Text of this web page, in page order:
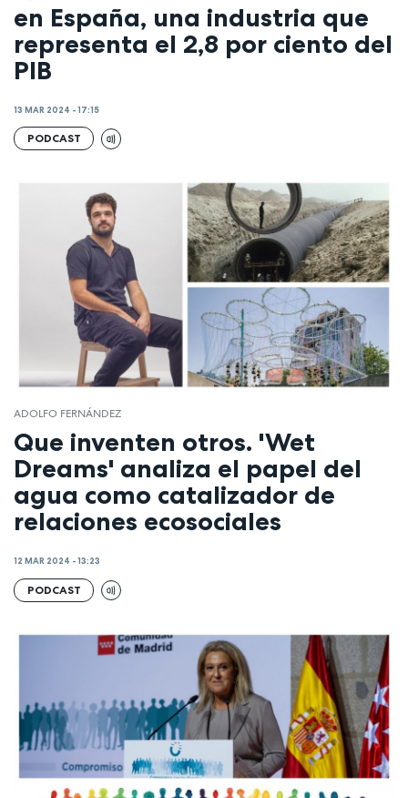
en España, una industria que
representa el 2,8 por ciento del
PIB
13 MAR 2024 - 17:15
PODCAST
ADOLFO FERNÁNDEZ
Que inventen otros. 'Wet
Dreams' analiza el papel del
agua como catalizador de
relaciones ecosociales
12 MAR 2024 - 13:23
PODCAST